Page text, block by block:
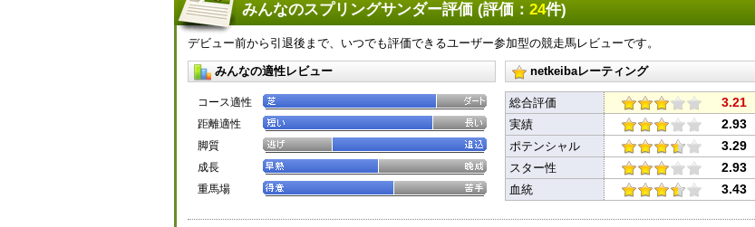
みんなのスプリングサンダー評価 (評価： 24件)
デビュー前から引退後まで、いつでも評価できるユーザー参加型の競走馬レビューです。
みんなの適性レビュー
コース適性
距離適性
脚質
成長
重馬場
netkeibaレーティング
総合評価 3.21
実績 2.93
ポテンシャル 3.29
スター性 2.93
血統 3.43